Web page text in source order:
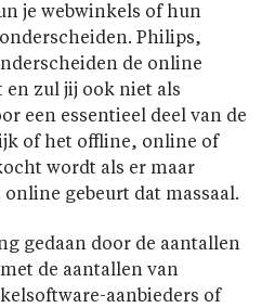
je webwinkels of hun
Philips,
de online
zul jij ook niet als
een essentieel deel van de
of het offline, online of
wordt als er maar
gebeurt dat massaal.
gedaan door de aantallen
de aantallen van
aanbieders of